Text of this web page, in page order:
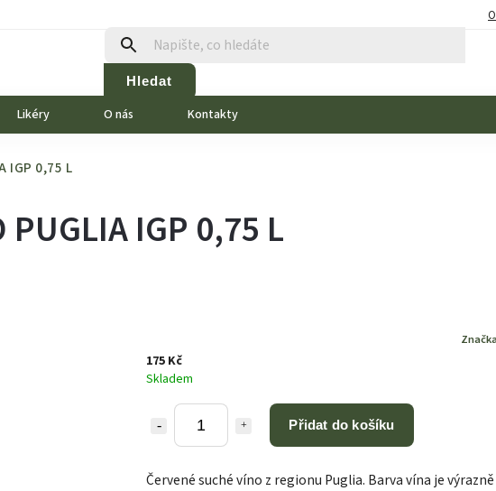
Hledat
Likéry O nás Kontakty
IGP 0,75 L
PUGLIA IGP 0,75 L
175 Kč
Skladem
Přidat do košíku
Červené suché víno z regionu Puglia. Barva vína je výrazně